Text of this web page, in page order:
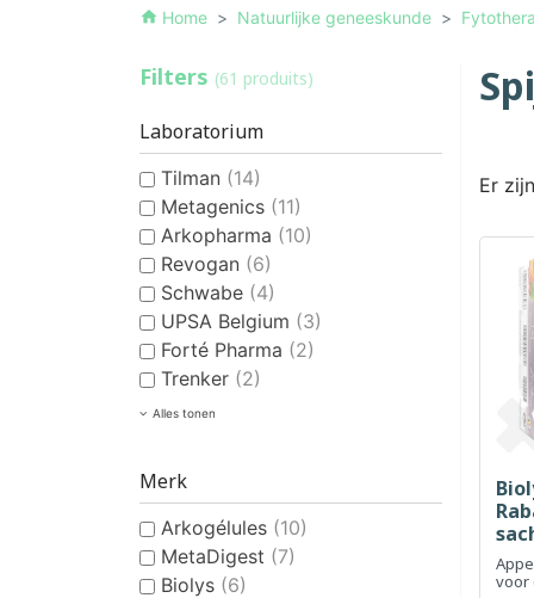
home Home Natuurlijke geneeskunde
Filters (61 produits)
Laboratorium
Tilman (14)
Metagenics (11)
Arkopharma (10)
Revogan (6)
Schwabe (4)
UPSA Belgium (3)
Forté Pharma (2)
Trenker (2)
Alles tonen
Merk
Arkogélules (10)
MetaDigest (7)
Biolys (6)
Er
voor